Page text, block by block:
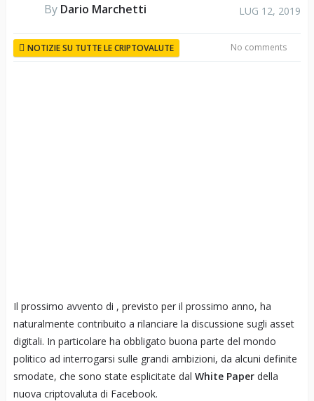
By Dario Marchetti LUG 12, 2019
NOTIZIE SU TUTTE LE CRIPTOVALUTE No comments
Il prossimo avvento di , previsto per il prossimo anno, ha
naturalmente contribuito a rilanciare la discussione sugli asset
digitali. In particolare ha obbligato buona parte del mondo
politico ad interrogarsi sulle grandi ambizioni, da alcuni definite
smodate, che sono state esplicitate dal White Paperdella
nuova criptovaluta di Facebook.